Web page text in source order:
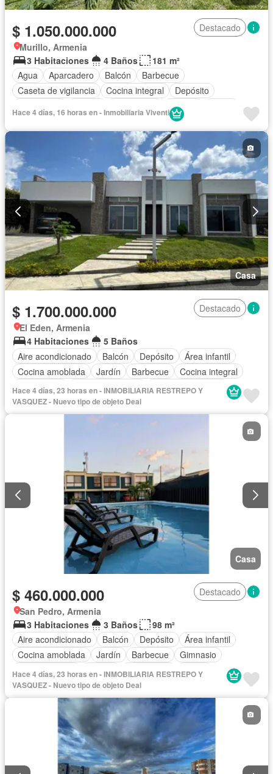
$ 1.050.000.000
Destacado
Murillo, Armenia
3 Habitaciones
4 Baños
181 m²
Agua
Aparcadero Balcón
Barbecue
Caseta de vigilancia
Cocina integral
Depósito
Internet
Tanque de agua
Vista panorámica Wifi
Hace 4 días, 16 horas en - Inmobiliaria Viventi
Casa
$ 1.700.000.000
Destacado
El Eden, Armenia
4 Habitaciones
5 Baños
Aire acondicionado
Balcón Depósito
Área infantil
Cocina amoblada
Jardín Barbecue
Cocina integral
Gas natural
Vista panorámica
Seguridad privada
Cuarto de servicio
Piscina Patio
Hace 4 días, 23 horas en - INMOBILIARIA RESTREPO Y
VASQUEZ - Nuevo tipo de objeto Deal
Casa
$ 460.000.000
Destacado
San Pedro, Armenia
3 Habitaciones
3 Baños
98 m²
Aire acondicionado
Balcón Depósito
Área infantil
Cocina amoblada
Jardín Barbecue
Gimnasio
Cocina integral
Jacuzzi Gas natural
Sauna
Seguridad privada
Cuarto de servicio Patio
Hace 4 días, 23 horas en - INMOBILIARIA RESTREPO Y
VASQUEZ - Nuevo tipo de objeto Deal